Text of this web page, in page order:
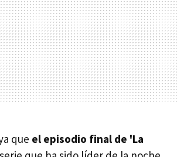
que el episodio final de 'La